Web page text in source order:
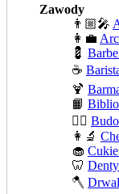
Zawody
👨🏼‍🎤
👩‍💼
💈
☕
🍹
📙
👷‍♂️
👩‍🔬
🧁
🦷
🪓 Drwal